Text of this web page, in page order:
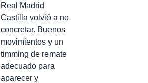
Real Madrid
Castilla volvió a no
concretar. Buenos
movimientos y un
timming de remate
adecuado para
aparecer y